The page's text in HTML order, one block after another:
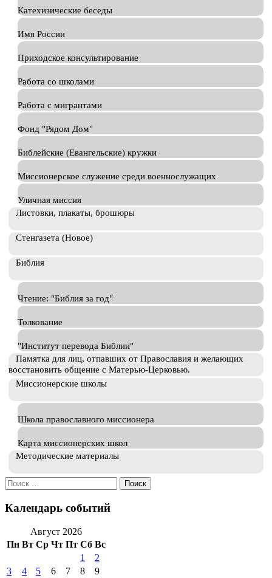
Катехизические беседы
Имя России
Приходское консультирование
Работа со школами
Работа с мигрантами
Фонд "Рядом Дом"
Библейские (Евангельские) кружки
Миссионерское служение среди военнослужащих
Уличная миссия
Листовки, плакаты, брошюры
Стенгазета (Новое)
Библия
Чтение: "Библия за год"
Толкование
"Институт перевода Библии"
Памятка для лиц, отпавших от Православия и желающих
восстановить общение с Матерью-Церковью.
Миссионерские школы
Школа православного миссионера
Карта миссионерских школ
Методические материалы
Искать:
Календарь событий
Август 2026
Пн Вт Ср Чт Пт Сб Вс
1
2
3
4 5 6 7 8
9